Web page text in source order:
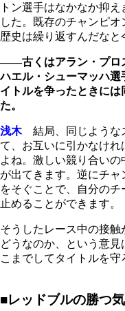
トン選手はなかなか抑
した。既存のチャンピオ
歴史は繰り返すんだなと
――古くはアラン・プロ
ハエル・シューマッハ選
イトルを争ったときに
た。
浅木結局、同じような
て、お互いに引かなけ
よね。激しい競り合い
が出てきます。逆にチ
をそぐことで、自分の
止めることができます。
そうしたレース中の接
どうなのか、という意
こまでしてタイトルを守
■レッドブルの勝つ